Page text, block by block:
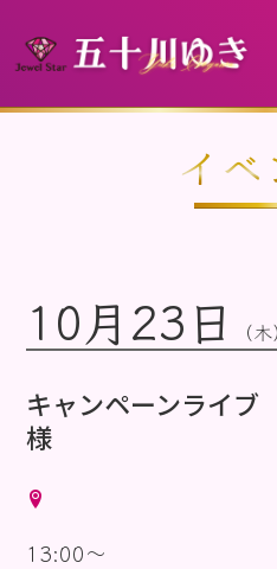
イベ
イベ
10月23日 （木）
キャンペーンライ
様
13:00～